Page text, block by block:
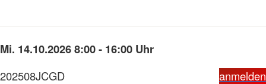
Mi. 14.10.2026 8:00 - 16:00 Uhr
202508JCGD
anmelden